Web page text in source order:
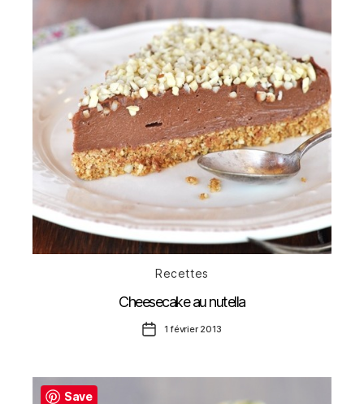
Catégories
Recettes
Cheesecake au nutella
Date
de
1 février 2013
Save